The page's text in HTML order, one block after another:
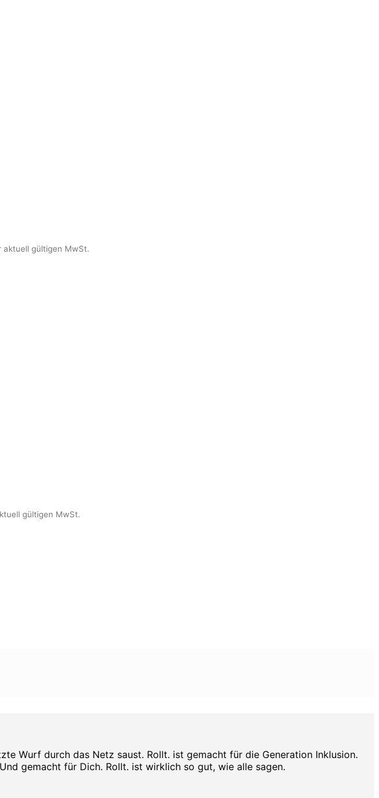
aktuell gültigen MwSt.
gültigen MwSt.
Wurf durch das Netz saust. Rollt. ist gemacht für die Generation Inklusion.
gemacht für Dich. Rollt. ist wirklich so gut, wie alle sagen.